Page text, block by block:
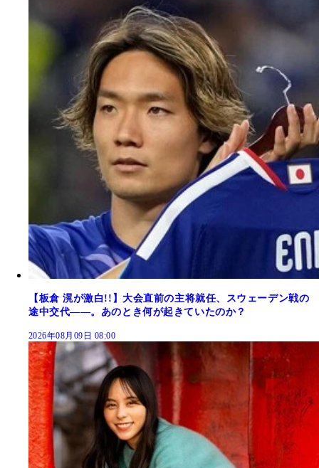
【板倉 滉が激白!!】大会直前の主将就任、スウェーデン戦の
途中交代――。あのとき何が起きていたのか？
2026年08月09日 08:00